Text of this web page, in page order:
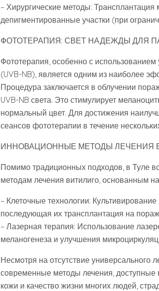
– Хирургические методы:
депигментированные участки (при
ФОТОТЕРАПИЯ: СВЕТ НАДЕЖДЫ ДЛЯ
Фототерапия, особенно с использованием
(UVB-NB), является одним из наиболее
Процедура заключается в облучении
UVB-NB света. Это стимулирует
нормальный цвет. Для достижения
сеансов фототерапии в течение
ИННОВАЦИОННЫЕ МЕТОДЫ ЛЕЧЕНИЯ
Помимо традиционных подходов, в Туле
методам лечения витилиго, основанным
– Клеточные технологии:
последующая их трансплантация на
– Лазерная терапия: Использование
меланогенеза и улучшения
Несмотря на отсутствие универсального
современные методы лечения, доступные
кожи и качество жизни многих людей,